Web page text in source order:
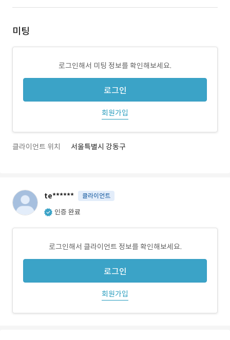
미팅
로그인해서 미팅 정보를 확인해보세요.
로그인
회원가입
클라이언트 위치 서울특별시 강동구
te****** 클라이언트
인증 완료
로그인해서 클라이언트 정보를 확인해보세요.
로그인
회원가입